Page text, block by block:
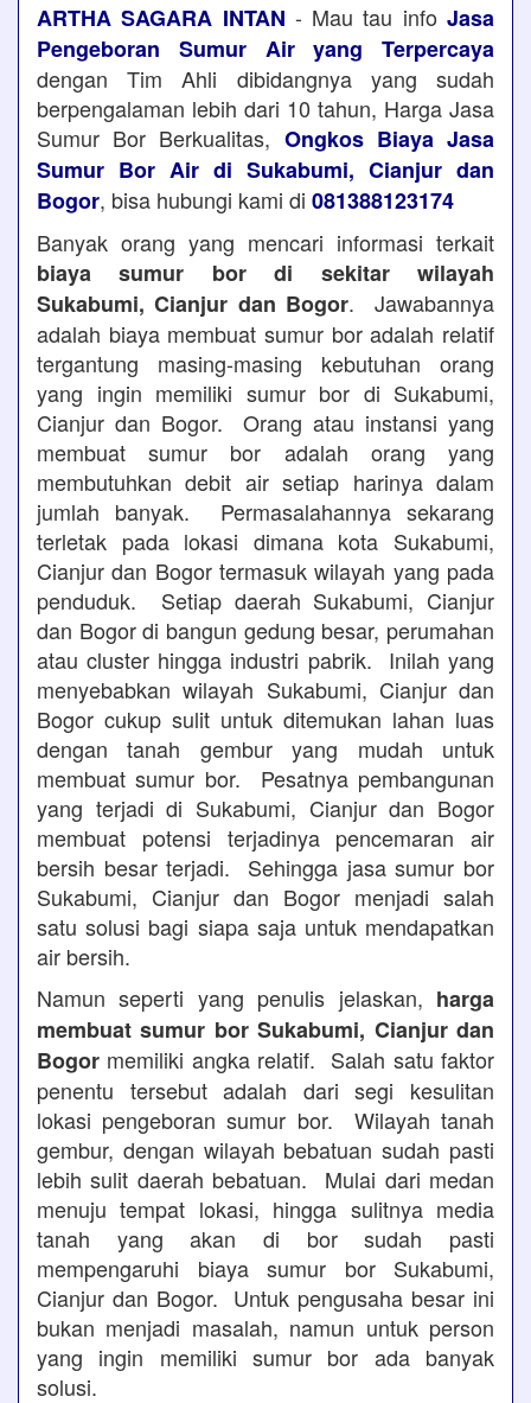
ARTHA SAGARA INTAN - Mau tau infoJasa
Pengeboran Sumur Air yang Terpercaya
dengan Tim Ahli dibidangnya yang sudah
berpengalaman lebih dari 10 tahun, Harga Jasa
Sumur Bor Berkualitas, Ongkos Biaya Jasa
Sumur Bor Air di Sukabumi, Cianjur dan
Bogor, bisa hubungi kami di 081388123174
Banyak orang yang mencari informasi terkait
biaya sumur bor di sekitar wilayah
Sukabumi, Cianjur dan Bogor. Jawabannya
adalah biaya membuat sumur bor adalah relatif
tergantung masing-masing kebutuhan orang
yang ingin memiliki sumur bor di Sukabumi,
Cianjur dan Bogor. Orang atau instansi yang
membuat sumur bor adalah orang yang
membutuhkan debit air setiap harinya dalam
jumlah banyak. Permasalahannya sekarang
terletak pada lokasi dimana kota Sukabumi,
Cianjur dan Bogor termasuk wilayah yang pada
penduduk. Setiap daerah Sukabumi, Cianjur
dan Bogor di bangun gedung besar, perumahan
atau cluster hingga industri pabrik. Inilah yang
menyebabkan wilayah Sukabumi, Cianjur dan
Bogor cukup sulit untuk ditemukan lahan luas
dengan tanah gembur yang mudah untuk
membuat sumur bor. Pesatnya pembangunan
yang terjadi di Sukabumi, Cianjur dan Bogor
membuat potensi terjadinya pencemaran air
bersih besar terjadi. Sehingga jasa sumur bor
Sukabumi, Cianjur dan Bogor menjadi salah
satu solusi bagi siapa saja untuk mendapatkan
air bersih.
Namun seperti yang penulis jelaskan, harga
membuat sumur bor Sukabumi, Cianjur dan
Bogor memiliki angka relatif. Salah satu faktor
penentu tersebut adalah dari segi kesulitan
lokasi pengeboran sumur bor. Wilayah tanah
gembur, dengan wilayah bebatuan sudah pasti
lebih sulit daerah bebatuan. Mulai dari medan
menuju tempat lokasi, hingga sulitnya media
tanah yang akan di bor sudah pasti
mempengaruhi biaya sumur bor Sukabumi,
Cianjur dan Bogor. Untuk pengusaha besar ini
bukan menjadi masalah, namun untuk person
yang ingin memiliki sumur bor ada banyak
solusi.